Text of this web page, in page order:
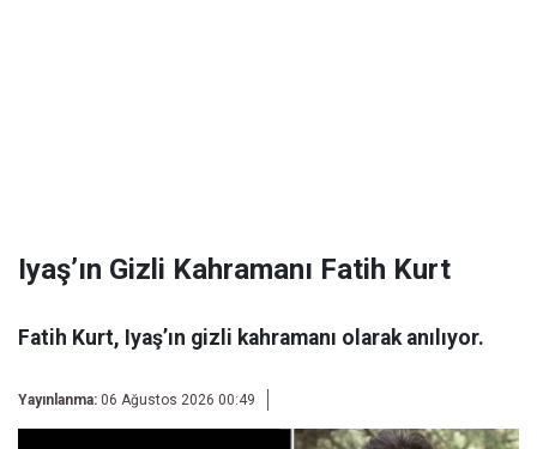
Iyaş’ın Gizli Kahramanı Fatih Kurt
Fatih Kurt, Iyaş’ın gizli kahramanı olarak anılıyor.
Yayınlanma: 06 Ağustos 2026 00:49